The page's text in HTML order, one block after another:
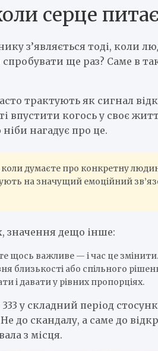
серце
з’являється тоді, коли
ще раз? Саме в
трактують як сигнал
впустити когось у своє
нагадує про це.
коли думаєте про конкретну
на значущий емоційний
значення дещо інше:
щось важливе — і час це змінити.
близькості або спільного
і давати у рівних пропорціях.
у складний період
до скандалу, а саме до
з місця.